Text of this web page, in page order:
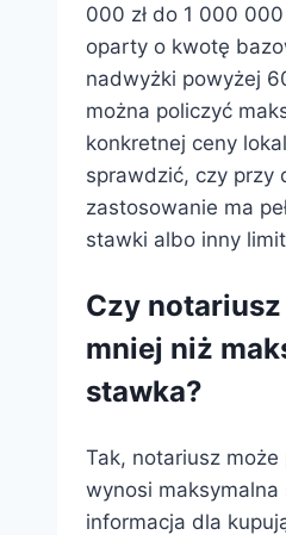
000 zł do 1 000
oparty o kwotę
nadwyżki powyżej
można policzyć
konkretnej ceny
sprawdzić, czy przy
zastosowanie ma
stawki albo inny
Czy
mniej niż
stawka?
Tak, notariusz
wynosi
informacja dla